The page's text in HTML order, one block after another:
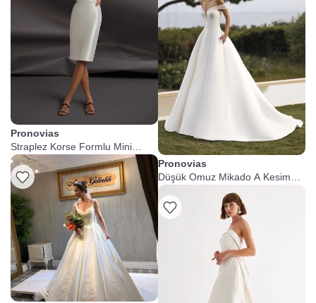
Pronovias
Straplez Korse Formlu Mini
Gelinlik
Pronovias
Düşük Omuz Mikado A Kesim
Gelinlik